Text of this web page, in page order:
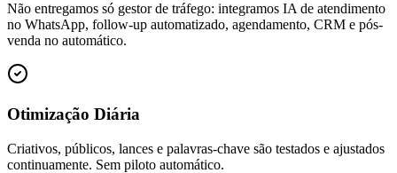
Não entregamos só gestor de tráfego: integramos IA de atendimento
no WhatsApp, follow-up automatizado, agendamento, CRM e pós-
venda no automático.
Otimização Diária
Criativos, públicos, lances e palavras-chave são testados e ajustados
continuamente. Sem piloto automático.